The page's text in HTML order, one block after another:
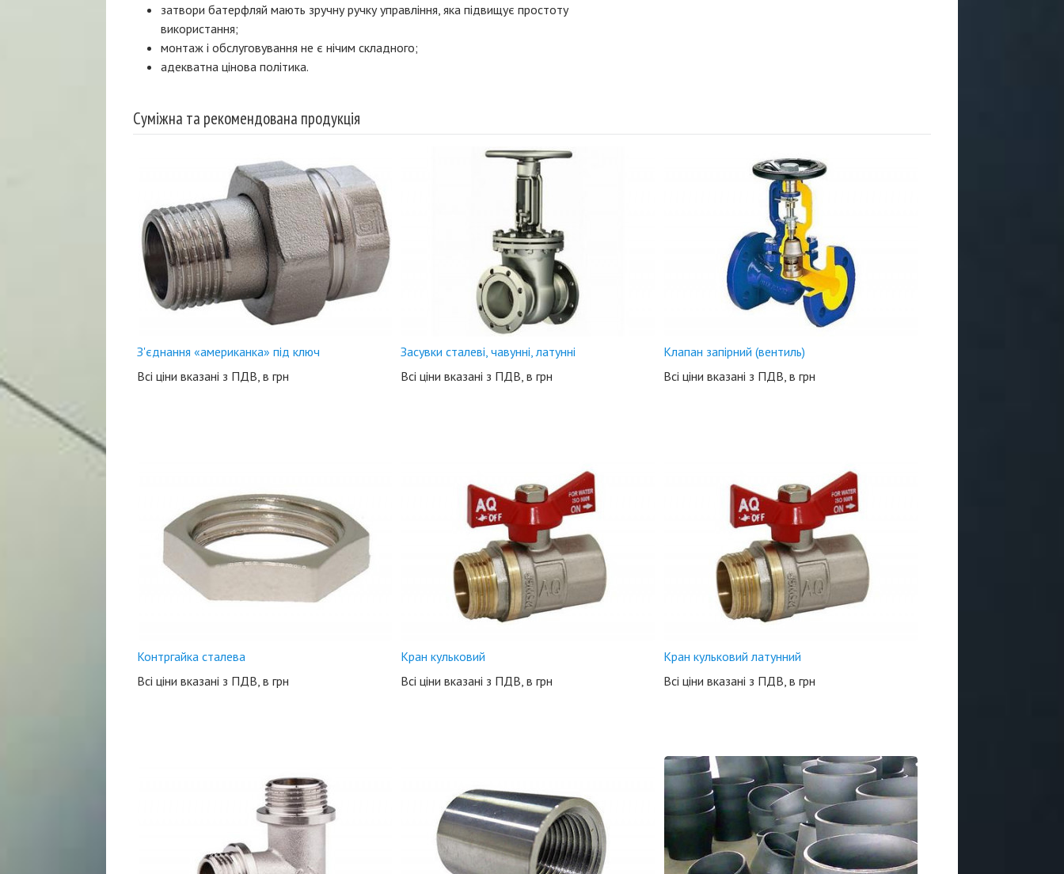
затвори батерфляй мають зручну ручку управління, яка підвищує простоту
використання;
монтаж і обслуговування не є нічим складного;
адекватна цінова політика.
Суміжна та рекомендована продукція
З'єднання «американка» під ключ
Всі ціни вказані з ПДВ, в грн
Засувки сталеві, чавунні, латунні
Всі ціни вказані з ПДВ, в грн
Клапан запірний (вентиль)
Всі ціни вказані з ПДВ, в грн
Контргайка сталева
Всі ціни вказані з ПДВ, в грн
Кран кульковий
Всі ціни вказані з ПДВ, в грн
Кран кульковий латунний
Всі ціни вказані з ПДВ, в грн